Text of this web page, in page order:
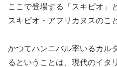
ここで登場する「スキピオ」
スキピオ・アフリカヌスのこ
かつてハンニバル率いるカル
るということは、現代のイタ